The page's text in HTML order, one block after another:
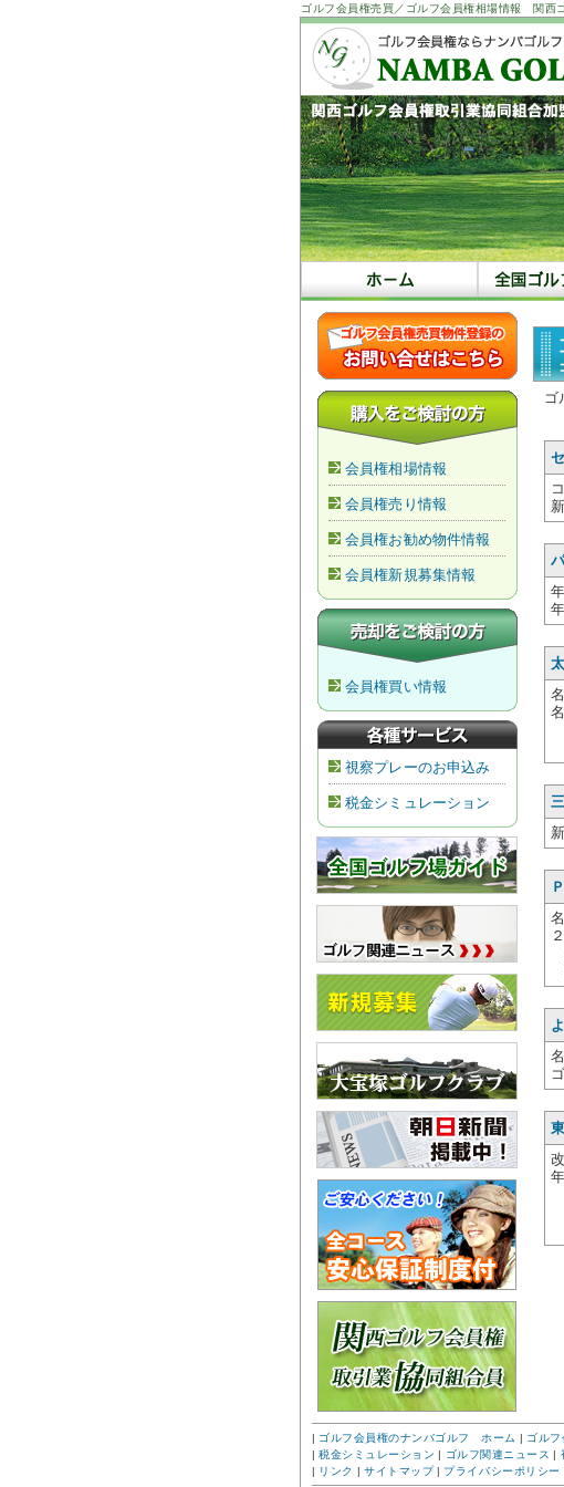
ゴルフ会員権売買／ゴルフ会員権相場情報 関西
会員権相場情報
会員権売り情報
会員権お勧め物件情報
会員権新規募集情報
会員権買い情報
視察プレーのお申込み
税金シミュレーション
ゴ
| ゴルフ会員権のナンバゴルフ ホーム | ゴルフ
|税金シミュレーション | ゴルフ関連ニュース |
| リンク |サイトマップ| プライバシーポリシー